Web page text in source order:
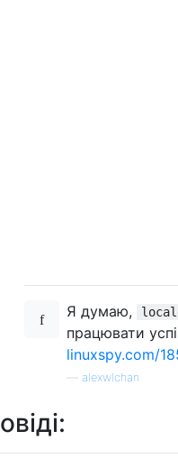
Я думаю,
працювати
linuxspy.com/
alexwlchan